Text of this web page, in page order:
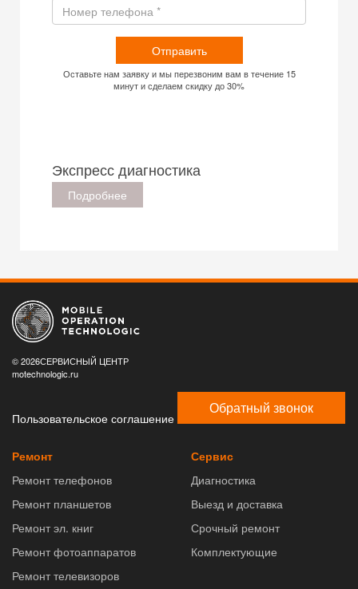
Отправить
Оставьте нам заявку и мы перезвоним вам в течение 15
минут и сделаем скидку до 30%
Экспресс диагностика
Подробнее
© 2026СЕРВИСНЫЙ ЦЕНТР
motechnologic.ru
Пользовательское соглашение
Обратный звонок
Ремонт
Ремонт телефонов
Ремонт планшетов
Ремонт эл. книг
Ремонт фотоаппаратов
Ремонт телевизоров
Сервис
Диагностика
Выезд и доставка
Срочный ремонт
Комплектующие